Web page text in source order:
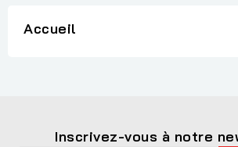
Accueil
Inscrivez-vous à notre